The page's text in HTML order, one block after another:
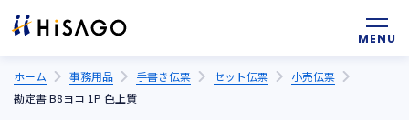
ホーム 事務用品 手書き伝票 セット伝票
小売伝票
勘定書 B8ヨコ 1P 色上質